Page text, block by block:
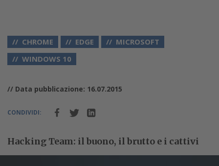
CHROME EDGE
MICROSOFT
WINDOWS 10
// Data pubblicazione: 16.07.2015
CONDIVIDI:
Hacking Team: il buono, il brutto e i cattivi